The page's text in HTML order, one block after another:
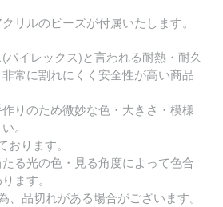
リルのビーズが付属いたします。
パイレックス)と言われる耐熱・耐久
常に割れにくく安全性が高い商品
りのため微妙な色・大きさ・模様
。
ります。
る光の色・見る角度によって色合
ます。
、品切れがある場合がございます。